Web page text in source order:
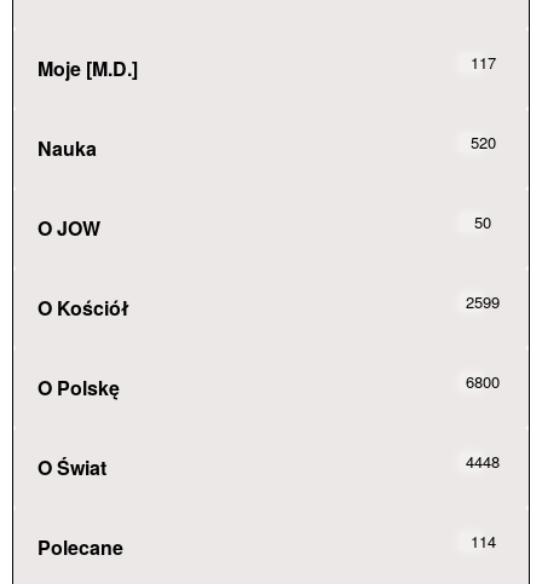
Moje [M.D.] 117
Nauka 520
O JOW 50
O Kościół 2599
O Polskę 6800
O Świat 4448
Polecane 114